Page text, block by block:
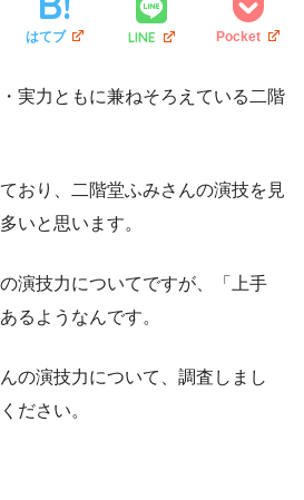
はてブ LINE Pocket
実力ともに兼ねそろえている二階
おり、二階堂ふみさんの演技を見
いと思います。
演技力についてですが、「上手
るようなんです。
の演技力について、調査しまし
ださい。